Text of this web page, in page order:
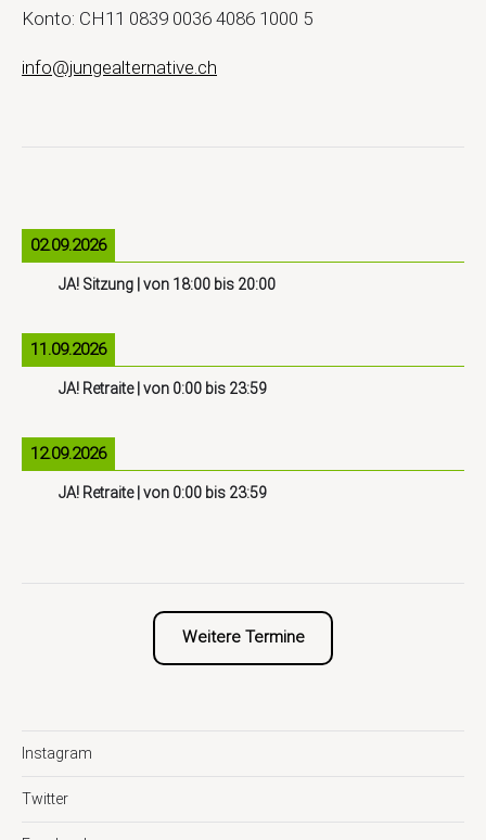
Konto: CH11 0839 0036 4086 1000 5
info@jungealternative.ch
02.09.2026
JA! Sitzung | von 18:00 bis 20:00
11.09.2026
JA! Retraite| von 0:00 bis 23:59
12.09.2026
JA! Retraite| von 0:00 bis 23:59
Weitere Termine
Instagram
Twitter